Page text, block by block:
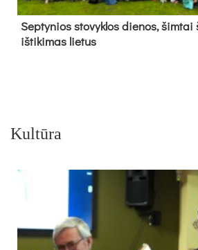
Sep­ty­nios sto­vyk­los die­nos,
iš­ti­ki­mas lie­tus
Kultūra